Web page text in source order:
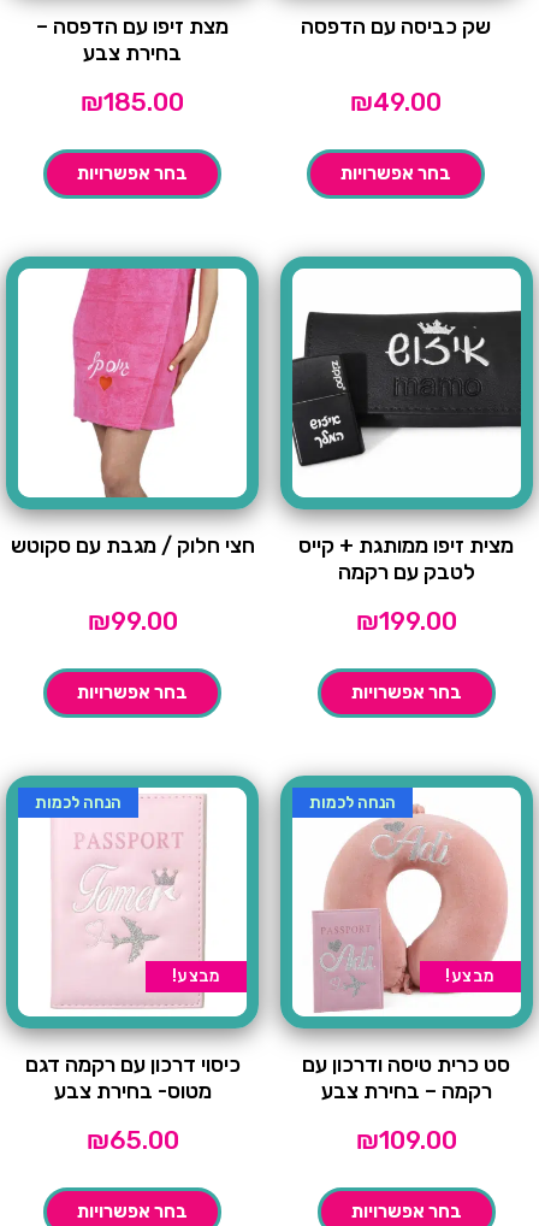
שק כביסה עם הדפסה
₪49.00
בחר אפשרויות
מצת זיפו עם הדפסה –
בחירת צבע
₪185.00
בחר אפשרויות
מצית זיפו ממותגת + קייס
לטבק עם רקמה
₪199.00
בחר אפשרויות
חצי חלוק / מגבת עם סקוטש
₪99.00
בחר אפשרויות
מבצע!
הנחה לכמות
סט כרית טיסה ודרכון עם
רקמה – בחירת צבע
₪109.00
בחר אפשרויות
מבצע!
הנחה לכמות
כיסוי דרכון עם רקמה דגם
מטוס- בחירת צבע
₪65.00
בחר אפשרויות